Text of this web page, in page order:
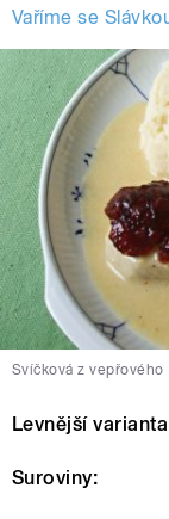
Vaříme se
Svíčková z vepřového
Levnější
Suroviny: